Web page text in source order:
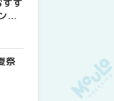
日
祭
ン｜オープン日
で | MouLa
幌市西区の夏祭
まとめ |
ン｜オープン日
で | MouLa
幌市北区の夏祭
まとめ |